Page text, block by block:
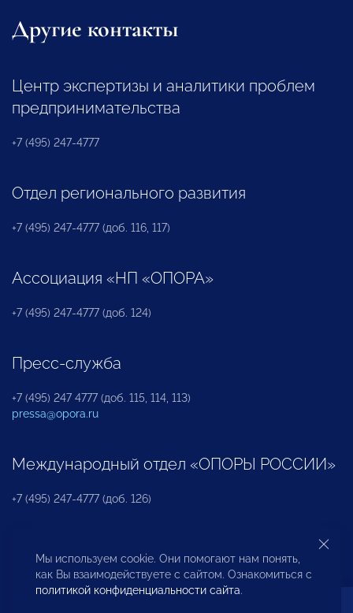
Другие контакты
Центр экспертизы и аналитики проблем
предпринимательства
+7 (495) 247-4777
Отдел регионального развития
+7 (495) 247-4777 (доб. 116, 117)
Ассоциация «НП «ОПОРА»
+7 (495) 247-4777 (доб. 124)
Пресс-служба
+7 (495) 247 4777 (доб. 115, 114, 113)
pressa@opora.ru
Международный отдел «ОПОРЫ РОССИИ»
+7 (495) 247-4777 (доб. 126)
Бюро по защите прав предпринимателей и
инвесторов
Мы используем cookie. Они помогают нам понять,
как Вы взаимодействуете с сайтом. Ознакомиться с
политикой конфиденциальности сайта.